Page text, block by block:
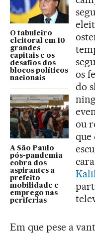
O tabuleiro
eleitoral em 10
grandes
capitais e os
desafios dos
blocos políticos
nacionais
A São Paulo
pós-pandemia
cobra dos
aspirantes a
prefeito
mobilidade e
emprego nas
periferias
os
do
ou
que
Kalil
Em que pese a